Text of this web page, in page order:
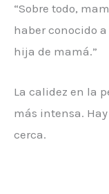
“Sobre todo,
haber conocido a
hija de mamá.”
La calidez en la
más intensa.
cerca.